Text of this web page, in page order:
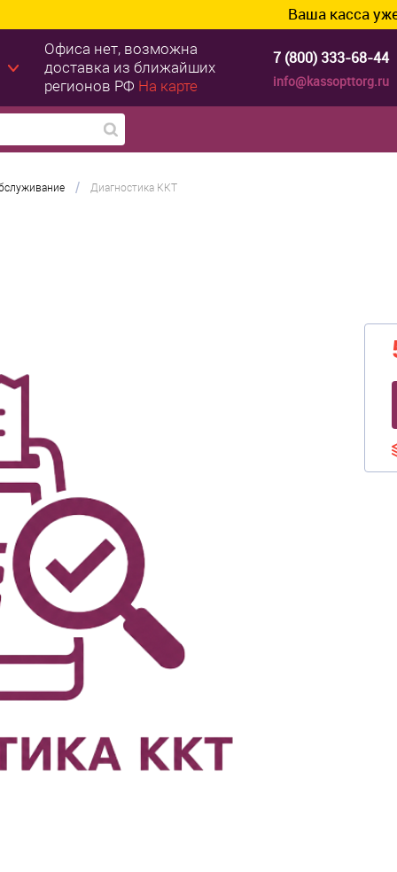
Ваша касса уже готова
Офиса нет, возможна
доставка из ближайших
регионов РФ На карте
7 (800) 333-68-44
info@kassopttorg.ru
/ Диагностика ККТ